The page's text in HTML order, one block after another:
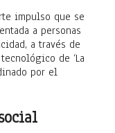
impulso que se
a personas
a través de
de ‘La
por el